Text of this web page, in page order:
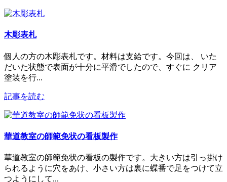
木彫表札
個人の方の木彫表札です。材料は支給です。今回は、 いた
だいた状態で表面が十分に平滑でしたので、すぐに クリア
塗装を行...
記事を読む
華道教室の師範免状の看板製作
華道教室の師範免状の看板の製作です。大きい方は引っ掛け
られるように穴をあけ、小さい方は裏に蝶番で足をつけて立
つようにして...